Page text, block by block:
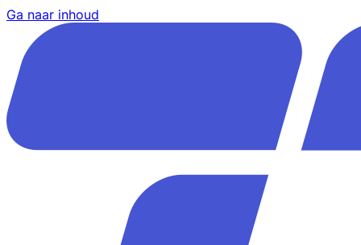
Ga naar inhoud